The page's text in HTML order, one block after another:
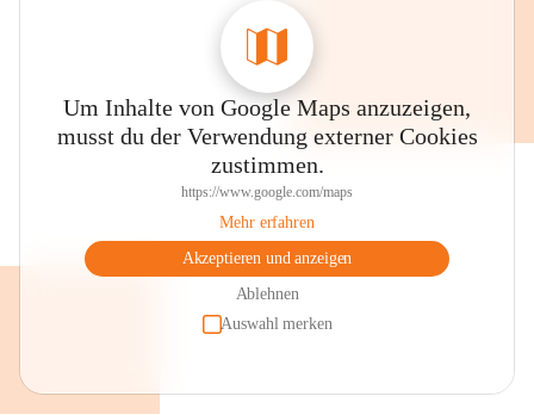
Um Inhalte von Google Maps anzuzeigen,
musst du der Verwendung externer Cookies
zustimmen.
https://www.google.com/maps
Mehr erfahren
Akzeptieren und anzeigen
Ablehnen
Auswahl merken